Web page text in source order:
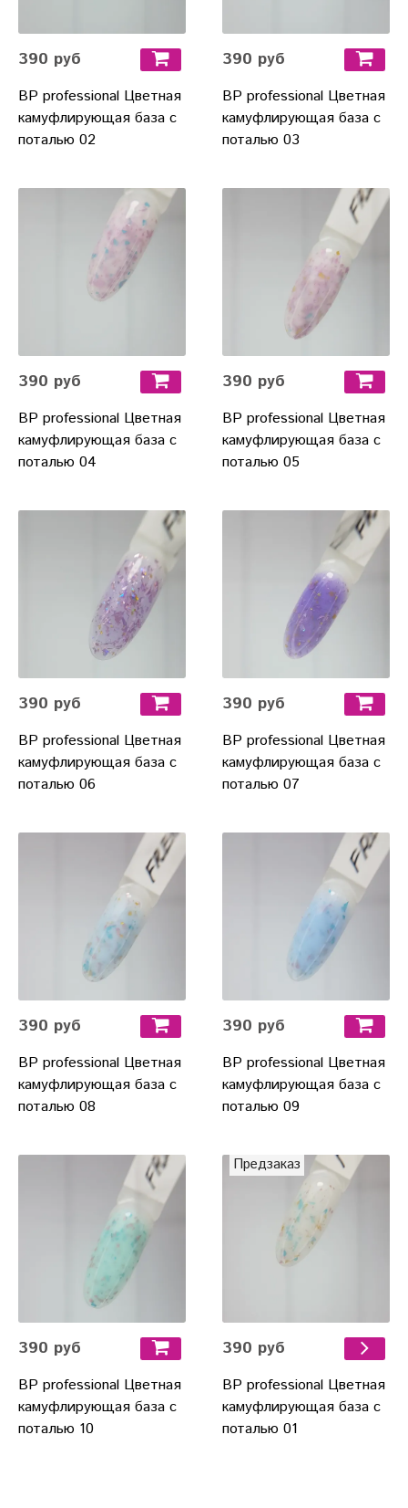
390 руб
BP professional Цветная
камуфлирующая база с
поталью 02
390 руб
BP professional Цветная
камуфлирующая база с
поталью 03
390 руб
BP professional Цветная
камуфлирующая база с
поталью 04
390 руб
BP professional Цветная
камуфлирующая база с
поталью 05
390 руб
BP professional Цветная
камуфлирующая база с
поталью 06
390 руб
BP professional Цветная
камуфлирующая база с
поталью 07
390 руб
BP professional Цветная
камуфлирующая база с
поталью 08
390 руб
BP professional Цветная
камуфлирующая база с
поталью 09
390 руб
BP professional Цветная
камуфлирующая база с
поталью 10
Предзаказ
390 руб
BP professional Цветная
камуфлирующая база с
поталью 01